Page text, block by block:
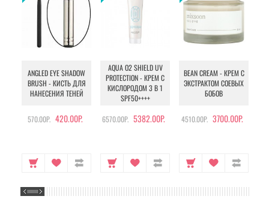
ANGLED EYE SHADOW
BRUSH - КИСТЬ ДЛЯ
НАНЕСЕНИЯ ТЕНЕЙ
570.00Р. 420.00Р.
AQUA O2 SHIELD UV
PROTECTION - КРЕМ С
КИСЛОРОДОМ 3 В 1
SPF50++++
6570.00Р. 5382.00Р.
BEAN CREAM - КРЕМ С
ЭКСТРАКТОМ СОЕВЫХ
БОБОВ
4510.00Р. 3700.00Р.